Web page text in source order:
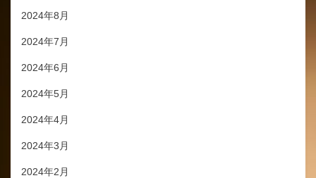
2024年8月
2024年7月
2024年6月
2024年5月
2024年4月
2024年3月
2024年2月